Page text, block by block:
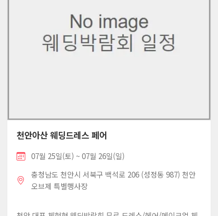
천안아산 웨딩드레스 페어
07월 25일(토) ~ 07월 26일(일)
충청남도 천안시 서북구 백석로 206 (성정동 987) 천안
오브제 특별행사장